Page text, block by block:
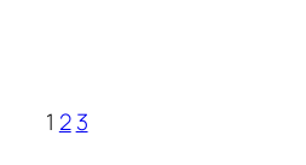
1 2 3